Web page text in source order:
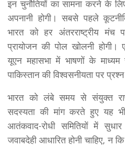
इन चुनौतियों का सामना करने के
अपनानी होगी। सबसे पहले
भारत को हर अंतरराष्ट्रीय मंच
प्रायोजन की पोल खोलनी
यूएन महासभा में भाषणों के
पाकिस्तान की विश्वसनीयता पर
भारत को लंबे समय से संयुक्त
सदस्यता की मांग करते हुए यह
आतंकवाद-रोधी समितियों में
जवाबदेही आधारित होनी चाहिए, न